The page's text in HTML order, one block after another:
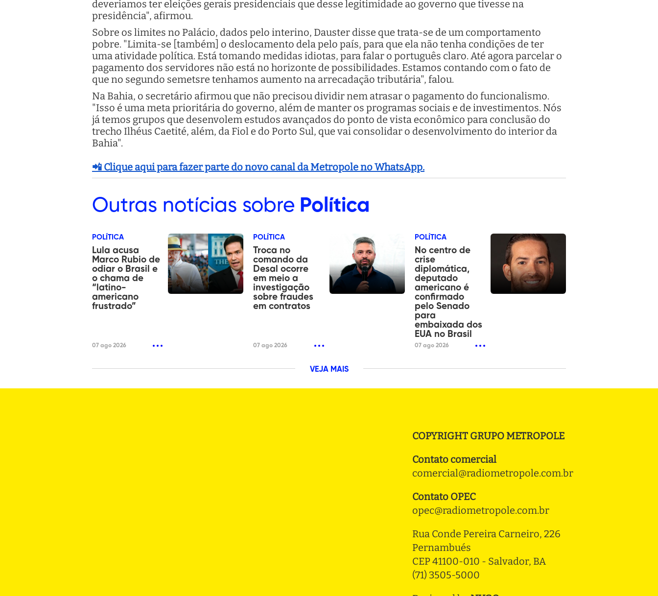
deveriamos ter eleições gerais presidenciais que desse legitimidade ao governo que tivesse na
presidência", afirmou.
Sobre os limites no Palácio, dados pelo interino, Dauster disse que trata-se de um comportamento
pobre. "Limita-se [também] o deslocamento dela pelo país, para que ela não tenha condições de ter
uma atividade política. Está tomando medidas idiotas, para falar o português claro. Até agora parcelar o
pagamento dos servidores não está no horizonte de possibilidades. Estamos contando com o fato de
que no segundo semetsre tenhamos aumento na arrecadação tributária", falou.
Na Bahia, o secretário afirmou que não precisou dividir nem atrasar o pagamento do funcionalismo.
"Isso é uma meta prioritária do governo, além de manter os programas sociais e de investimentos. Nós
já temos grupos que desenvolem estudos avançados do ponto de vista econômico para conclusão do
trecho Ilhéus Caetité, além, da Fiol e do Porto Sul, que vai consolidar o desenvolvimento do interior da
Bahia".
📲 Clique aqui para fazer parte do novo canal da Metropole no WhatsApp.
Outras notícias sobre Política
POLÍTICA
Lula acusa
Marco Rubio de
odiar o Brasil e
o chama de
“latino-
americano
frustrado”
07 ago 2026
POLÍTICA
Troca no
comando da
Desal ocorre
em meio a
investigação
sobre fraudes
em contratos
07 ago 2026
POLÍTICA
No centro de
crise
diplomática,
deputado
americano é
confirmado
pelo Senado
para
embaixada dos
EUA no Brasil
07 ago 2026
VEJA MAIS
COPYRIGHT GRUPO METROPOLE
Contato comercial
comercial@radiometropole.com.br
Contato OPEC
opec@radiometropole.com.br
Rua Conde Pereira Carneiro, 226
Pernambués
CEP 41100-010 - Salvador, BA
(71) 3505-5000